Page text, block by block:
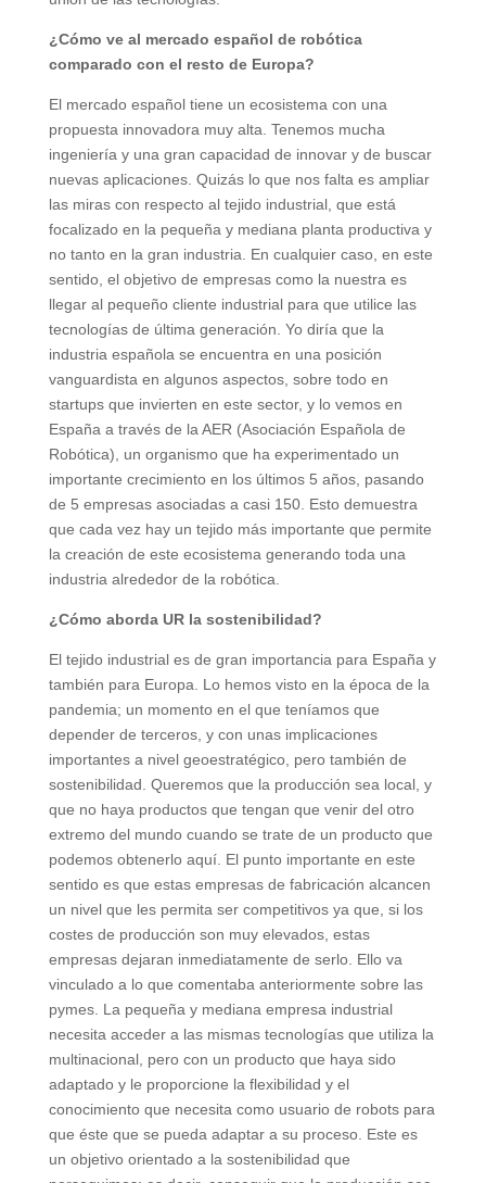
¿Cómo ve al mercado español de robótica
comparado con el resto de Europa?
El mercado español tiene un ecosistema con una
propuesta innovadora muy alta. Tenemos mucha
ingeniería y una gran capacidad de innovar y de buscar
nuevas aplicaciones. Quizás lo que nos falta es ampliar
las miras con respecto al tejido industrial, que está
focalizado en la pequeña y mediana planta productiva y
no tanto en la gran industria. En cualquier caso, en este
sentido, el objetivo de empresas como la nuestra es
llegar al pequeño cliente industrial para que utilice las
tecnologías de última generación. Yo diría que la
industria española se encuentra en una posición
vanguardista en algunos aspectos, sobre todo en
startups que invierten en este sector, y lo vemos en
España a través de la AER (Asociación Española de
Robótica), un organismo que ha experimentado un
importante crecimiento en los últimos 5 años, pasando
de 5 empresas asociadas a casi 150. Esto demuestra
que cada vez hay un tejido más importante que permite
la creación de este ecosistema generando toda una
industria alrededor de la robótica.
¿Cómo aborda UR la sostenibilidad?
El tejido industrial es de gran importancia para España y
también para Europa. Lo hemos visto en la época de la
pandemia; un momento en el que teníamos que
depender de terceros, y con unas implicaciones
importantes a nivel geoestratégico, pero también de
sostenibilidad. Queremos que la producción sea local, y
que no haya productos que tengan que venir del otro
extremo del mundo cuando se trate de un producto que
podemos obtenerlo aquí. El punto importante en este
sentido es que estas empresas de fabricación alcancen
un nivel que les permita ser competitivos ya que, si los
costes de producción son muy elevados, estas
empresas dejaran inmediatamente de serlo. Ello va
vinculado a lo que comentaba anteriormente sobre las
pymes. La pequeña y mediana empresa industrial
necesita acceder a las mismas tecnologías que utiliza la
multinacional, pero con un producto que haya sido
adaptado y le proporcione la flexibilidad y el
conocimiento que necesita como usuario de robots para
que éste que se pueda adaptar a su proceso. Este es
un objetivo orientado a la sostenibilidad que